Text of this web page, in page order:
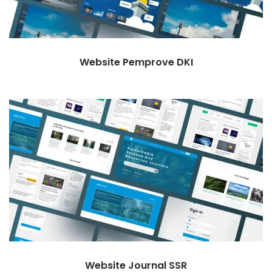
Website Pemprove DKI
Website Journal SSR